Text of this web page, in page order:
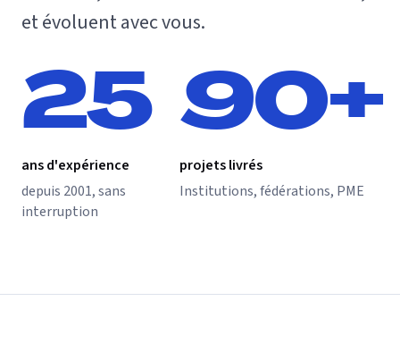
et évoluent avec vous.
25
ans d'expérience
depuis 2001, sans
interruption
90+
projets livrés
Institutions, fédérations, PME